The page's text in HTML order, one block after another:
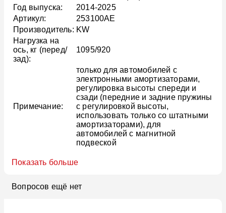
Год выпуска:
2014-2025
Артикул:
253100AE
Производитель: KW
Нагрузка на
ось, кг (перед/
зад):
1095/920
Примечание:
только для автомобилей с
электронными амортизаторами,
регулировка высоты спереди и
сзади (передние и задние пружины
с регулировкой высоты,
использовать только со штатными
амортизаторами), для
автомобилей с магнитной
подвеской
Показать больше
Вопросов ещё нет